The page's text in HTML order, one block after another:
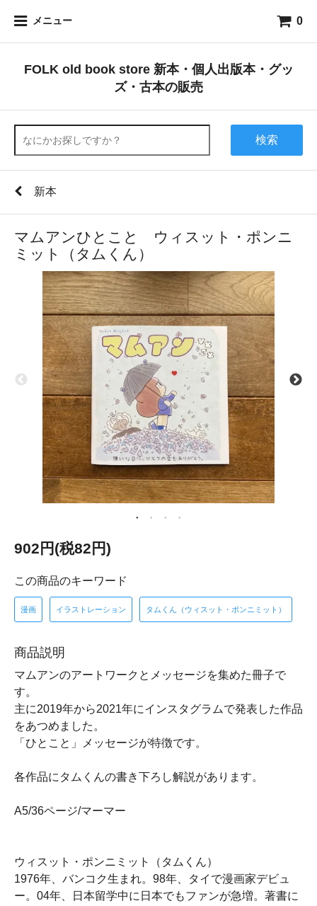
メニュー 0
FOLK old book store 新本・個人出版本・グッ
ズ・古本の販売
検索
新本
マムアンひとこと ウィスット・ポンニ
ミット（タムくん）
902円(税82円)
この商品のキーワード
漫画 イラストレーション タムくん（ウィスット・ポンニミット）
商品説明
マムアンのアートワークとメッセージを集めた冊子で
す。
主に2019年から2021年にインスタグラムで発表した作品
をあつめました。
「ひとこと」メッセージが特徴です。
各作品にタムくんの書き下ろし解説があります。
A5/36ページ/マーマー
ウィスット・ポンニミット（タムくん）
1976年、バンコク生まれ。98年、タイで漫画家デビュ
ー。04年、日本留学中に日本でもファンが急増。著書に